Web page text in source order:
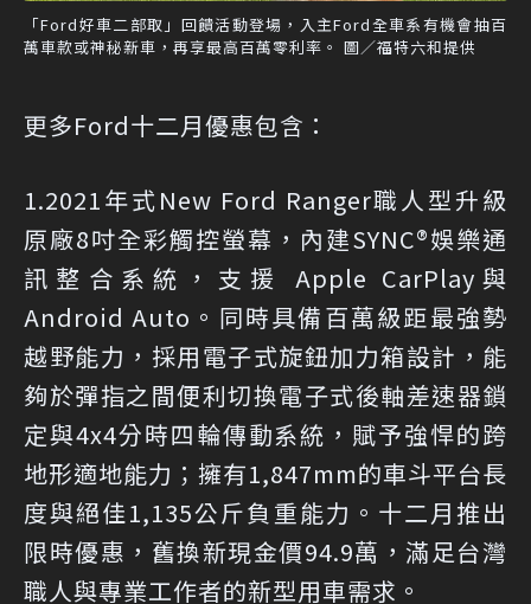
「Ford好車二部取」回饋活動登場，入主Ford全車系有機會抽百
萬車款或神秘新車，再享最高百萬零利率。 圖／福特六和提供
更多Ford十二月優惠包含：
1.2021年式New Ford Ranger職人型升級
原廠8吋全彩觸控螢幕，內建SYNC®娛樂通
訊整合系統，支援 Apple CarPlay與
Android Auto。同時具備百萬級距最強勢
越野能力，採用電子式旋鈕加力箱設計，能
夠於彈指之間便利切換電子式後軸差速器鎖
定與4x4分時四輪傳動系統，賦予強悍的跨
地形適地能力；擁有1,847mm的車斗平台長
度與絕佳1,135公斤負重能力。十二月推出
限時優惠，舊換新現金價94.9萬，滿足台灣
職人與專業工作者的新型用車需求。